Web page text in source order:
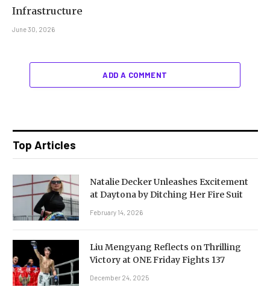
Infrastructure
June 30, 2026
ADD A COMMENT
Top Articles
Natalie Decker Unleashes Excitement
at Daytona by Ditching Her Fire Suit
February 14, 2026
Liu Mengyang Reflects on Thrilling
Victory at ONE Friday Fights 137
December 24, 2025